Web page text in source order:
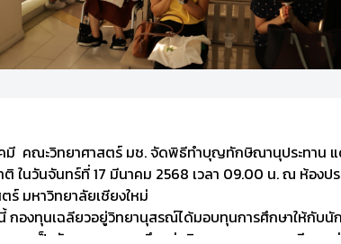
มี คณะวิทยาศาสตร์ มช. จัดพิธีทำบุญทักษิณานุประทาน
ติ ในวันจันทร์ที่ 17 มีนาคม 2568 เวลา 09.00 น. ณ ห้อง
ร์ มหาวิทยาลัยเชียงใหม่
กองทุนเฉลียวอยู่วิทยานุสรณ์ได้มอบทุนการศึกษาให้กับนั
นาคมเป็นวันครบรอบการถึงแก่อนิจกรรมของคุณเฉลียว